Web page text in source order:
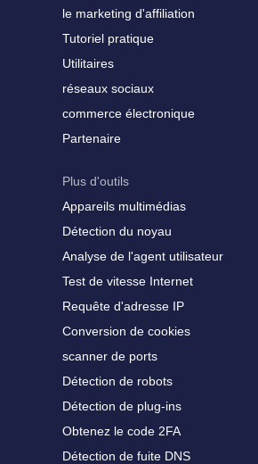
le marketing d'affiliation
Tutoriel pratique
Utilitaires
réseaux sociaux
commerce électronique
Partenaire
Plus d'outils
Appareils multimédias
Détection du noyau
Analyse de l'agent utilisateur
Test de vitesse Internet
Requête d'adresse IP
Conversion de cookies
scanner de ports
Détection de robots
Détection de plug-ins
Obtenez le code 2FA
Détection de fuite DNS